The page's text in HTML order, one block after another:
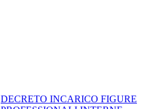
DECRETO INCARICO FIGURE